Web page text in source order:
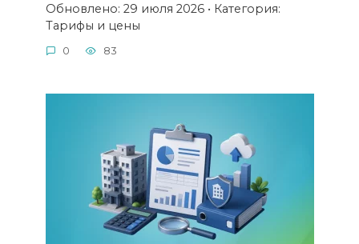
Обновлено: 29 июля 2026 • Категория:
Тарифы и цены
0 83